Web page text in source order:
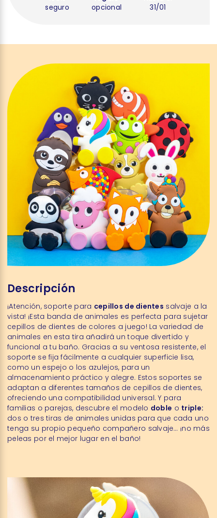
seguro
opcional
31/01
Descripción
¡Atención, soporte para cepillos de dientes salvaje a la
vista! ¡Esta banda de animales es perfecta para sujetar
cepillos de dientes de colores a juego! La variedad de
animales en esta tira añadirá un toque divertido y
funcional a tu baño. Gracias a su ventosa resistente, el
soporte se fija fácilmente a cualquier superficie lisa,
como un espejo o los azulejos, para un
almacenamiento práctico y alegre. Estos soportes se
adaptan a diferentes tamaños de cepillos de dientes,
ofreciendo una compatibilidad universal. Y para
familias o parejas, descubre el modelo doble o triple:
dos o tres tiras de animales unidas para que cada uno
tenga su propio pequeño compañero salvaje… ¡no más
peleas por el mejor lugar en el baño!